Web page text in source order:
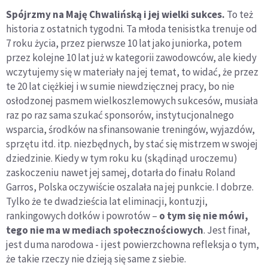
Spójrzmy na Maję Chwalińską i jej wielki sukces. To też
historia z ostatnich tygodni. Ta młoda tenisistka trenuje od
7 roku życia, przez pierwsze 10 lat jako juniorka, potem
przez kolejne 10 lat już w kategorii zawodowców, ale kiedy
wczytujemy się w materiały na jej temat, to widać, że przez
te 20 lat ciężkiej i w sumie niewdzięcznej pracy, bo nie
osłodzonej pasmem wielkoszlemowych sukcesów, musiała
raz po raz sama szukać sponsorów, instytucjonalnego
wsparcia, środków na sfinansowanie treningów, wyjazdów,
sprzętu itd. itp. niezbędnych, by stać się mistrzem w swojej
dziedzinie. Kiedy w tym roku ku (skądinąd uroczemu)
zaskoczeniu nawet jej samej, dotarła do finału Roland
Garros, Polska oczywiście oszalała na jej punkcie. I dobrze.
Tylko że te dwadzieścia lat eliminacji, kontuzji,
rankingowych dołków i powrotów – o tym się nie mówi,
tego nie ma w mediach społecznościowych. Jest finał,
jest duma narodowa - i jest powierzchowna refleksja o tym,
że takie rzeczy nie dzieją się same z siebie.